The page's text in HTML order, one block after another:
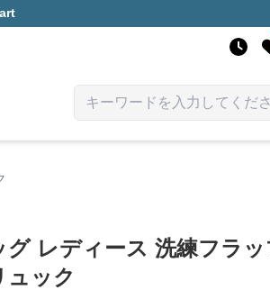
グ レディース 洗練フラ
ュック